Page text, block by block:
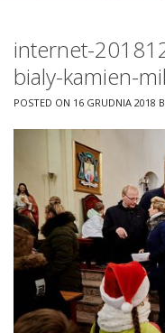
internet-
bialy-kamien-
POSTED ON 16 GRUDNIA 2018